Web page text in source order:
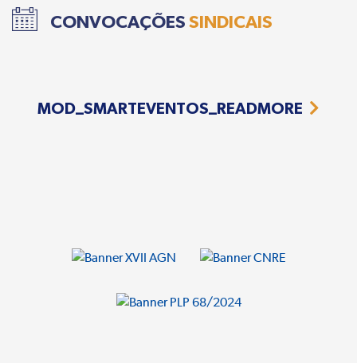
CONVOCAÇÕESSINDICAIS
MOD_SMARTEVENTOS_READMORE